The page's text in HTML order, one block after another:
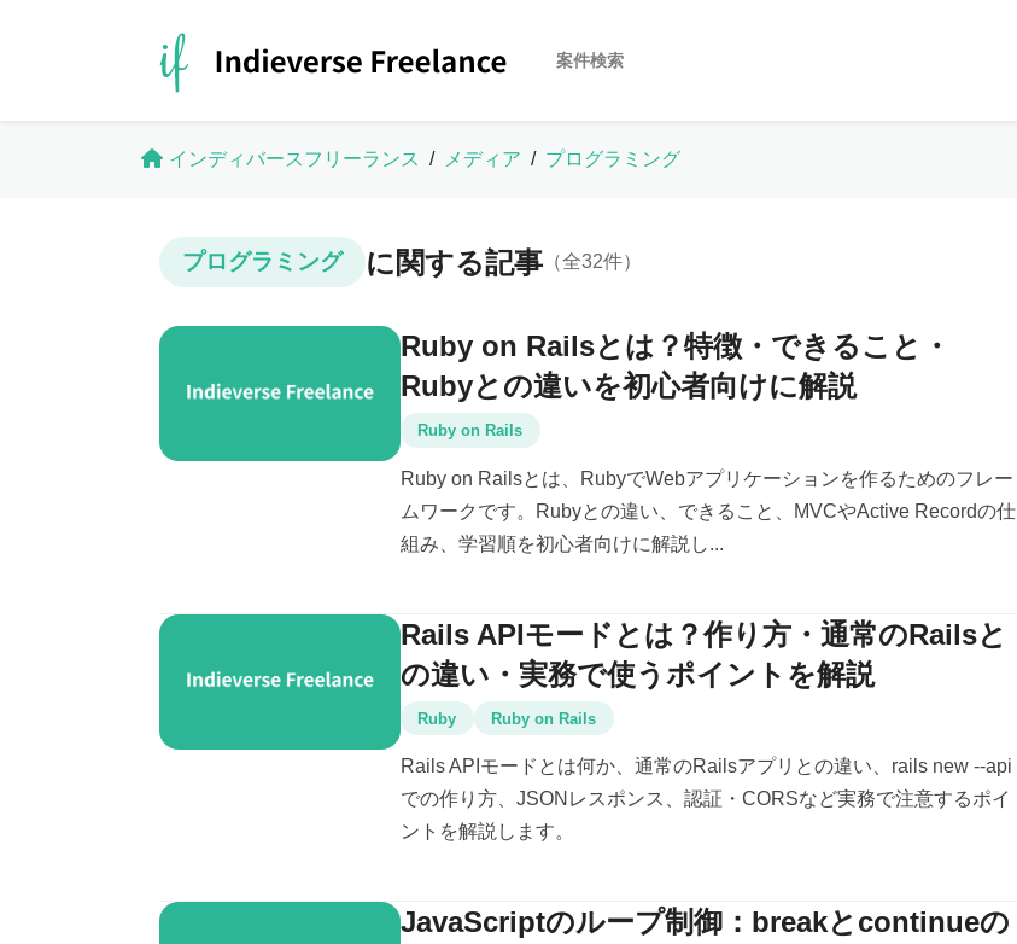
案件検索
インディバースフリーランス / メディア / プログラミング
プログラミング に関する記事 （全32件）
Ruby on Railsとは？特徴・できること・
Rubyとの違いを初心者向けに解説
Ruby on Rails
Ruby on Railsとは、RubyでWebアプリケーションを作るためのフレー
ムワークです。Rubyとの違い、できること、MVCやActive Recordの仕
組み、学習順を初心者向けに解説し...
Rails APIモードとは？作り方・通常のRailsと
の違い・実務で使うポイントを解説
Ruby Ruby on Rails
Rails APIモードとは何か、通常のRailsアプリとの違い、rails new --api
での作り方、JSONレスポンス、認証・CORSなど実務で注意するポイ
ントを解説します。
JavaScriptのループ制御：breakとcontinueの